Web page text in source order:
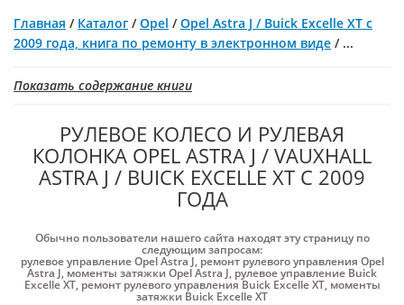
Главная / Каталог /Opel /Opel Astra J / Buick Excelle XT с
2009 года, книга по ремонту в электронном виде / ...
Показать содержание книги
РУЛЕВОЕ КОЛЕСО И РУЛЕВАЯ
КОЛОНКА OPEL ASTRA J / VAUXHALL
ASTRA J / BUICK EXCELLE XT С 2009
ГОДА
Обычно пользователи нашего сайта находят эту страницу по
следующим запросам:
рулевое управление Opel Astra J, ремонт рулевого управления Opel
Astra J,моменты затяжки Opel Astra J, рулевое управление Buick
Excelle XT, ремонт рулевого управления Buick Excelle XT, моменты
затяжки Buick Excelle XT